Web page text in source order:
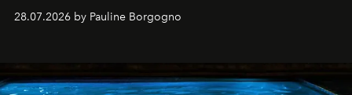
28.07.2026 by Pauline Borgogno